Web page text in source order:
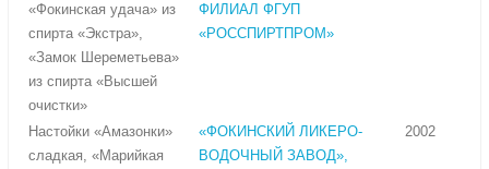
«Фокинская удача» из
спирта «Экстра»,
«Замок Шереметьева»
из спирта «Высшей
очистки»
ФИЛИАЛ ФГУП
«РОССПИРТПРОМ»
Настойки «Амазонки»
сладкая, «Марийкая
«ФОКИНСКИЙ ЛИКЕРО-
ВОДОЧНЫЙ ЗАВОД»,
2002